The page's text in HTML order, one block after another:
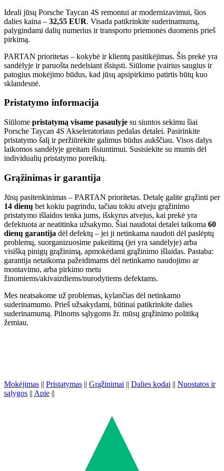
Ideali jūsų Porsche Taycan 4S remontui ar modernizavimui, šios
dalies kaina – 32,55 EUR. Visada patikrinkite suderinamumą,
palygindami dalių numerius ir transporto priemonės duomenis prieš
pirkimą.
PARTAN prioritetas – kokybė ir klientų pasitikėjimas. Šis prekė yra
sandėlyje ir paruošta nedelsiant išsiųsti. Siūlome įvairius saugius ir
patogius mokėjimo būdus, kad jūsų apsipirkimo patirtis būtų kuo
sklandesnė.
Pristatymo informacija
Siūlome pristatymą visame pasaulyje su siuntos sekimu šiai
Porsche Taycan 4S Akseleratoriaus pedalas detalei. Pasirinkite
pristatymo šalį ir peržiūrėkite galimus būdus aukščiau. Visos dalys
laikomos sandėlyje greitam išsiuntimui. Susisiekite su mumis dėl
individualių pristatymo poreikių.
Grąžinimas ir garantija
Jūsų pasitenkinimas – PARTAN prioritetas. Detalę galite grąžinti per
14 dienų bet kokiu pagrindu, tačiau tokiu atveju grąžinimo
pristatymo išlaidos tenka jums, išskyrus atvejus, kai prekė yra
defektuota ar neatitinka užsakymo. Šiai naudotai detalei taikoma 60
dienų garantija dėl defektų – jei ji netinkama naudoti dėl paslėptų
problemų, suorganizuosime pakeitimą (jei yra sandėlyje) arba
visišką pinigų grąžinimą, apmokėdami grąžinimo išlaidas. Pastaba:
garantija netaikoma pažeidimams dėl netinkamo naudojimo ar
montavimo, arba pirkimo metu
žinomiems/akivaizdiems/nurodytiems defektams.
Mes neatsakome už problemas, kylančias dėl netinkamo
suderinamumo. Prieš užsakydami, būtinai patikrinkite dalies
suderinamumą. Pilnoms sąlygoms žr. mūsų grąžinimo politiką
žemiau.
Mokėjimas || Pristatymas || Grąžinimai || Dalies kodai || Nuostatos ir
sąlygos || Apie ||